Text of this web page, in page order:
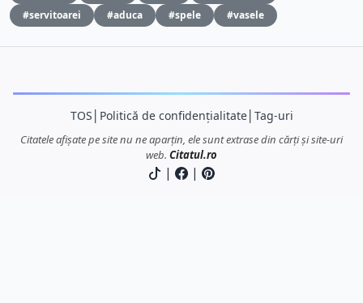
#servitoarei
#aduca #spele #vasele
TOS Politică de confidențialitate│ Tag-uri
Citatele afișate pe site nu ne aparțin, ele sunt extrase din cărți și site-uri
web. Citatul.ro
| |